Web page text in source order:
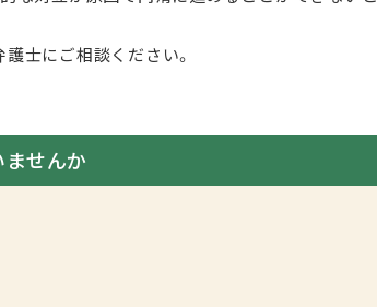
士にご相談ください。
せんか